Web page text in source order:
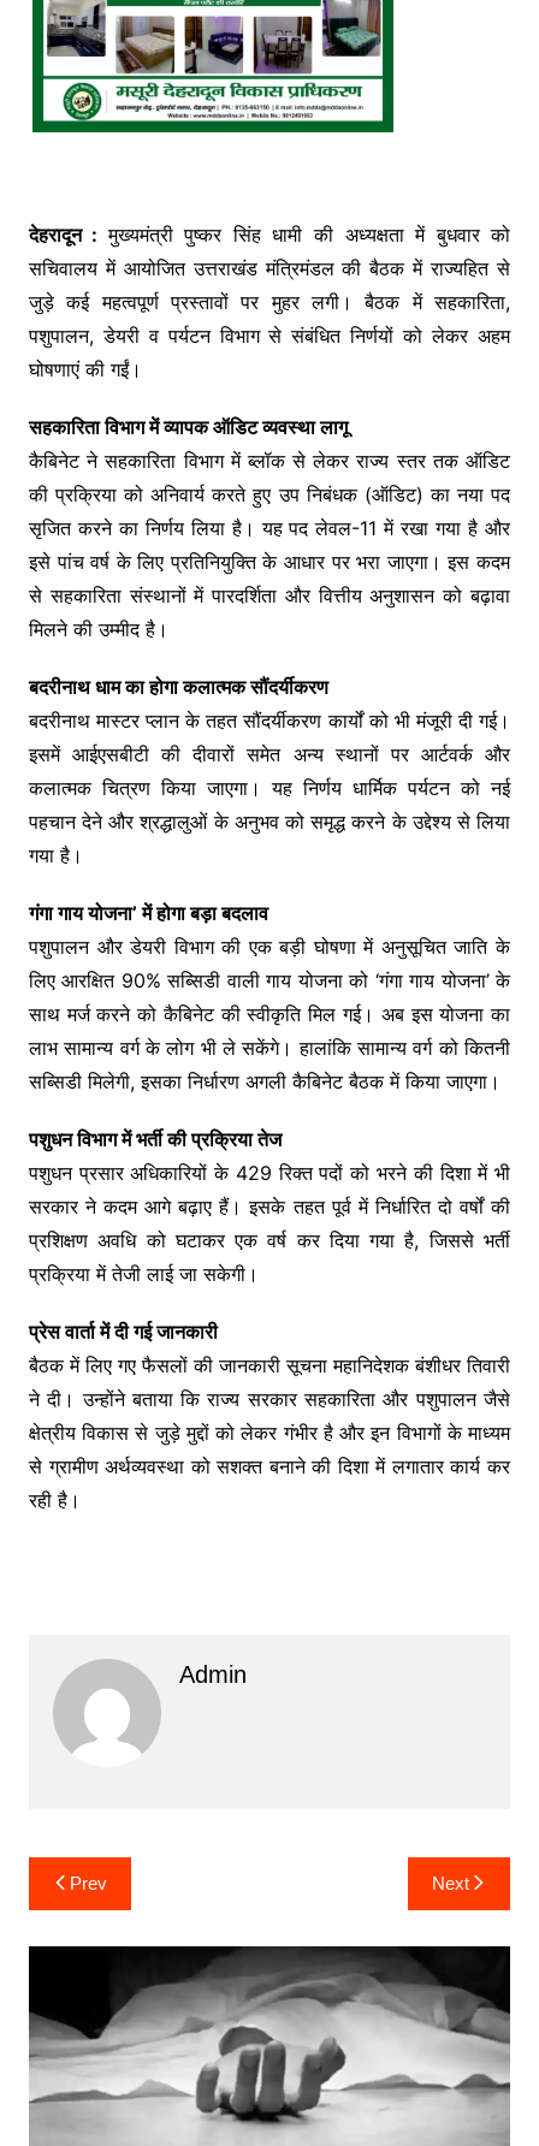
देहरादून :मुख्यमंत्री पुष्कर सिंह धामी की अध्यक्षता में बुधवार को
सचिवालय में आयोजित उत्तराखंड मंत्रिमंडल की बैठक में राज्यहित से
जुड़े कई महत्वपूर्ण प्रस्तावों पर मुहर लगी। बैठक में सहकारिता,
पशुपालन, डेयरी व पर्यटन विभाग से संबंधित निर्णयों को लेकर अहम
घोषणाएं की गईं।
सहकारिता विभाग में व्यापक ऑडिट व्यवस्था लागू
कैबिनेट ने सहकारिता विभाग में ब्लॉक से लेकर राज्य स्तर तक ऑडिट
की प्रक्रिया को अनिवार्य करते हुए उप निबंधक (ऑडिट) का नया पद
सृजित करने का निर्णय लिया है। यह पद लेवल-11 में रखा गया है और
इसे पांच वर्ष के लिए प्रतिनियुक्ति के आधार पर भरा जाएगा। इस कदम
से सहकारिता संस्थानों में पारदर्शिता और वित्तीय अनुशासन को बढ़ावा
मिलने की उम्मीद है।
बदरीनाथ धाम का होगा कलात्मक सौंदर्यीकरण
बदरीनाथ मास्टर प्लान के तहत सौंदर्यीकरण कार्यों को भी मंजूरी दी गई।
इसमें आईएसबीटी की दीवारों समेत अन्य स्थानों पर आर्टवर्क और
कलात्मक चित्रण किया जाएगा। यह निर्णय धार्मिक पर्यटन को नई
पहचान देने और श्रद्धालुओं के अनुभव को समृद्ध करने के उद्देश्य से लिया
गया है।
गंगा गाय योजना’ में होगा बड़ा बदलाव
पशुपालन और डेयरी विभाग की एक बड़ी घोषणा में अनुसूचित जाति के
लिए आरक्षित 90% सब्सिडी वाली गाय योजना को ‘गंगा गाय योजना’ के
साथ मर्ज करने को कैबिनेट की स्वीकृति मिल गई। अब इस योजना का
लाभ सामान्य वर्ग के लोग भी ले सकेंगे। हालांकि सामान्य वर्ग को कितनी
सब्सिडी मिलेगी, इसका निर्धारण अगली कैबिनेट बैठक में किया जाएगा।
पशुधन विभाग में भर्ती की प्रक्रिया तेज
पशुधन प्रसार अधिकारियों के 429 रिक्त पदों को भरने की दिशा में भी
सरकार ने कदम आगे बढ़ाए हैं। इसके तहत पूर्व में निर्धारित दो वर्षों की
प्रशिक्षण अवधि को घटाकर एक वर्ष कर दिया गया है, जिससे भर्ती
प्रक्रिया में तेजी लाई जा सकेगी।
प्रेस वार्ता में दी गई जानकारी
बैठक में लिए गए फैसलों की जानकारी सूचना महानिदेशक बंशीधर तिवारी
ने दी। उन्होंने बताया कि राज्य सरकार सहकारिता और पशुपालन जैसे
क्षेत्रीय विकास से जुड़े मुद्दों को लेकर गंभीर है और इन विभागों के माध्यम
से ग्रामीण अर्थव्यवस्था को सशक्त बनाने की दिशा में लगातार कार्य कर
रही है।
Admin
Post
navigation
Prev Next